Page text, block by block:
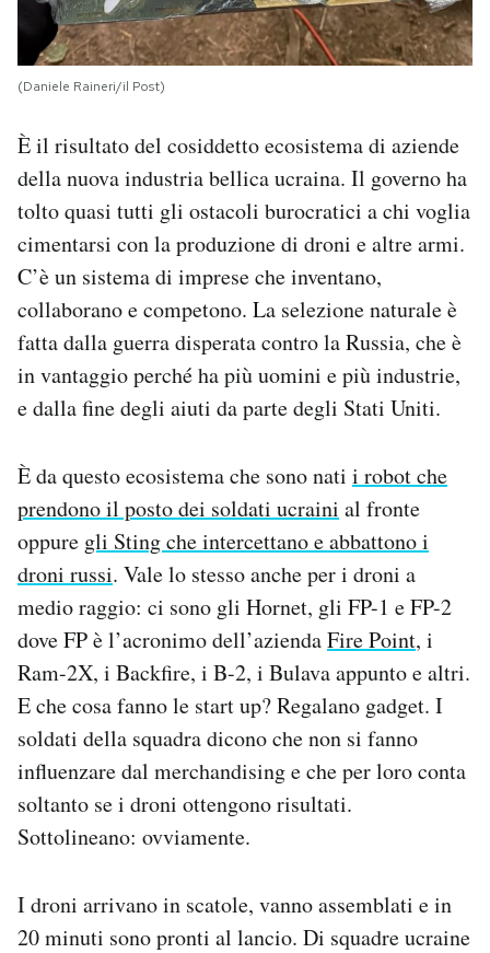
(Daniele Raineri/il Post)
È il risultato del cosiddetto ecosistema di aziende
della nuova industria bellica ucraina. Il governo ha
tolto quasi tutti gli ostacoli burocratici a chi voglia
cimentarsi con la produzione di droni e altre armi.
C’è un sistema di imprese che inventano,
collaborano e competono. La selezione naturale è
fatta dalla guerra disperata contro la Russia, che è
in vantaggio perché ha più uomini e più industrie,
e dalla fine degli aiuti da parte degli Stati Uniti.
È da questo ecosistema che sono nati i robot che
prendono il posto dei soldati ucraini al fronte
oppure gli Sting che intercettano e abbattono i
droni russi. Vale lo stesso anche per i droni a
medio raggio: ci sono gli Hornet, gli FP-1 e FP-2
dove FP è l’acronimo dell’aziendaFire Point, i
Ram-2X, i Backfire, i B-2, i Bulava appunto e altri.
E che cosa fanno le start up? Regalano gadget. I
soldati della squadra dicono che non si fanno
influenzare dal merchandising e che per loro conta
soltanto se i droni ottengono risultati.
Sottolineano: ovviamente.
I droni arrivano in scatole, vanno assemblati e in
20 minuti sono pronti al lancio. Di squadre ucraine